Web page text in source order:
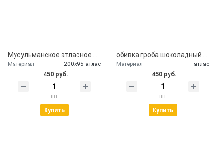
Мусульманское атласное покрывало Кул шариф
Материал 200х95 атлас
450 руб.
шт
Купить
обивка гроба шоколадный атлас
Материал атлас
450 руб.
шт
Купить